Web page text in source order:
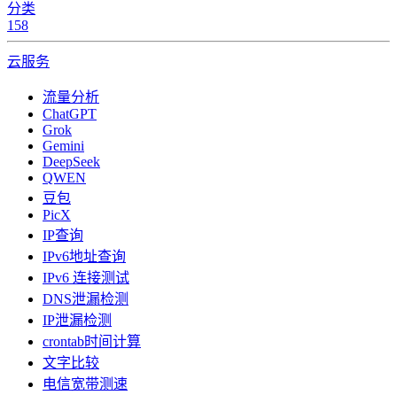
分类
158
云服务
流量分析
ChatGPT
Grok
Gemini
DeepSeek
QWEN
豆包
PicX
IP查询
IPv6地址查询
IPv6 连接测试
DNS泄漏检测
IP泄漏检测
crontab时间计算
文字比较
电信宽带测速